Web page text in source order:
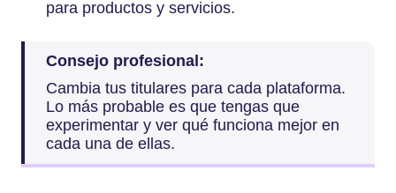
para productos y servicios.
Consejo profesional:
Cambia tus titulares para cada plataforma.
Lo más probable es que tengas que
experimentar y ver qué funciona mejor en
cada una de ellas.